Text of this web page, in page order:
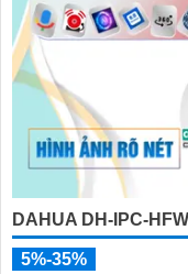
DAHUA DH-IPC-
5%-35%